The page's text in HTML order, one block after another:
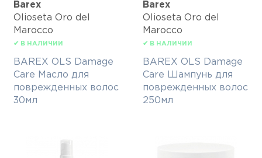
Barex
Olioseta Oro del
Marocco
✔ В НАЛИЧИИ
BAREX OLS Damage
Care Масло для
поврежденных волос
30мл
Barex
Olioseta Oro del
Marocco
✔ В НАЛИЧИИ
BAREX OLS Damage
Care Шампунь для
поврежденных волос
250мл